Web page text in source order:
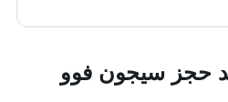
حجز سيجون فوو